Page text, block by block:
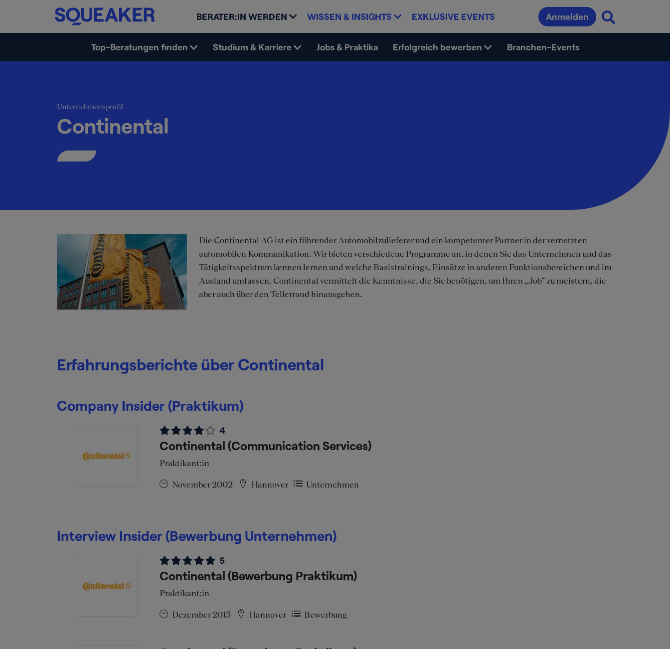
BERATER:IN WERDEN WISSEN & INSIGHTS EXKLUSIVE EVENTS Anmelden
Top-Beratungen finden Studium & Karriere Jobs & Praktika Erfolgreich bewerben Branchen-Events
Unternehmensprofil
Continental
Die Continental AG ist ein führender Automobilzulieferer und ein kompetenter Partner in der vernetzten
automobilen Kommunikation. Wir bieten verschiedene Programme an, in denen Sie das Unternehmen und das
Tätigkeitsspektrum kennen lernen und welche Basistrainings, Einsätze in anderen Funktionsbereichen und im
Ausland umfassen. Continental vermittelt die Kenntnisse, die Sie benötigen, um Ihren „Job“ zu meistern, die
aber auch über den Tellerrand hinausgehen.
Erfahrungsberichte über Continental
Company Insider (Praktikum)
4
Continental (Communication Services)
Praktikant:in
November 2002 Hannover Unternehmen
Interview Insider (Bewerbung Unternehmen)
5
Continental (Bewerbung Praktikum)
Praktikant:in
Dezember 2013 Hannover Bewerbung